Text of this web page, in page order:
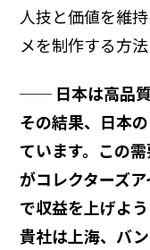
人技と価値を維
メを制作する方
── 日本は高品質
その結果、日本
ています。この
がコレクターズ
で収益を上げよう
貴社は上海、バ